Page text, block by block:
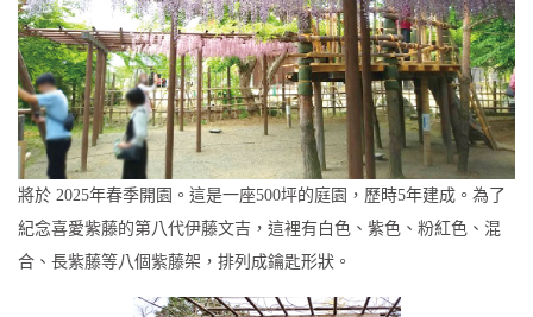
將於 2025年春季開園。這是一座500坪的庭園，歷時5年建成。為了
紀念喜愛紫藤的第八代伊藤文吉，這裡有白色、紫色、粉紅色、混
合、長紫藤等八個紫藤架，排列成鑰匙形狀。